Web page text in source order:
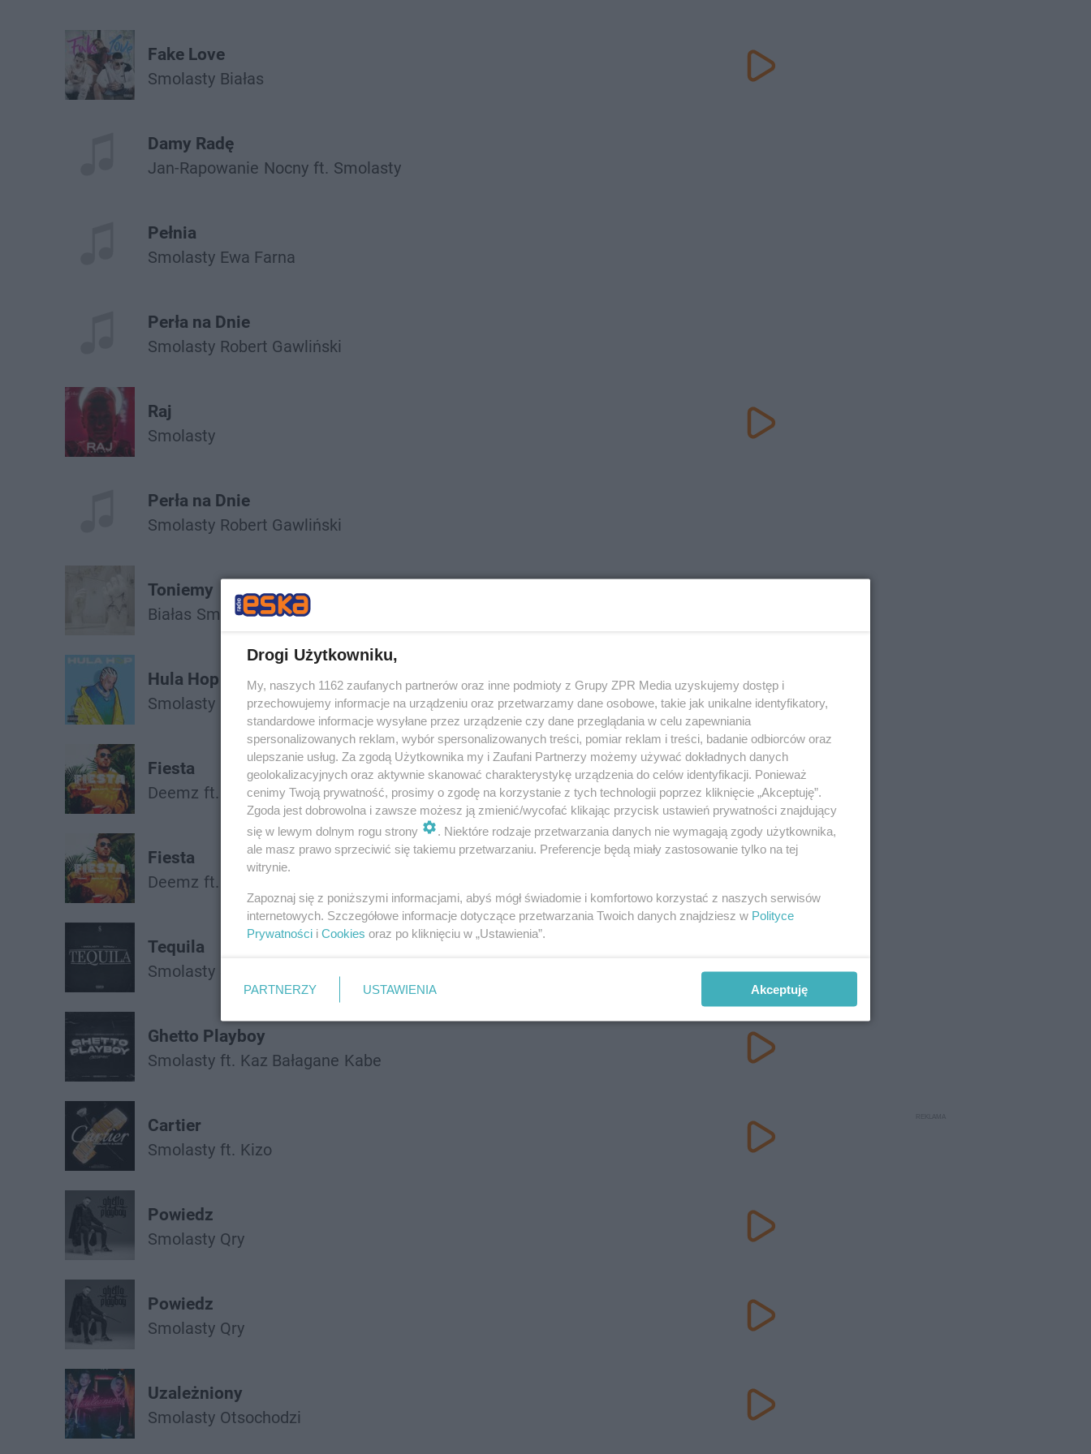
Fake Love
Smolasty Białas
Damy Radę
Jan-Rapowanie Nocny ft. Smolasty
Pełnia
Smolasty Ewa Farna
Perła na Dnie
Smolasty Robert Gawliński
Raj
Smolasty
Perła na Dnie
Smolasty Robert Gawliński
Toniemy
Białas Smolasty
Hula Hop
Smolasty
Fiesta
Deemz ft. Smolasty Sobel
Fiesta
Deemz ft.
Tequila
Smolasty
Ghetto Playboy
Smolasty ft. Kaz Bałagane Kabe
Cartier
Smolasty ft. Kizo
Powiedz
Smolasty Qry
Powiedz
Smolasty Qry
Uzależniony
Smolasty Otsochodzi
Drogi Użytkowniku,
My, naszych 1162 zaufanych partnerów oraz inne podmioty z Grupy ZPR Media uzyskujemy dostęp i
przechowujemy informacje na urządzeniu oraz przetwarzamy dane osobowe, takie jak unikalne identyfikatory,
standardowe informacje wysyłane przez urządzenie czy dane przeglądania w celu zapewniania
spersonalizowanych reklam, wybór spersonalizowanych treści, pomiar reklam i treści, badanie odbiorców oraz
ulepszanie usług. Za zgodą Użytkownika my i Zaufani Partnerzy możemy używać dokładnych danych
geolokalizacyjnych oraz aktywnie skanować charakterystykę urządzenia do celów identyfikacji. Ponieważ
cenimy Twoją prywatność, prosimy o zgodę na korzystanie z tych technologii poprzez kliknięcie „Akceptuję”.
Zgoda jest dobrowolna i zawsze możesz ją zmienić/wycofać klikając przycisk ustawień prywatności znajdujący
się w lewym dolnym rogu strony
. Niektóre rodzaje przetwarzania danych nie wymagają zgody użytkownika,
ale masz prawo sprzeciwić się takiemu przetwarzaniu. Preferencje będą miały zastosowanie tylko na tej
witrynie.
Zapoznaj się z poniższymi informacjami, abyś mógł świadomie i komfortowo korzystać z naszych serwisów
internetowych. Szczegółowe informacje dotyczące przetwarzania Twoich danych znajdziesz w Polityce
Prywatności i Cookies oraz po kliknięciu w „Ustawienia”.
PARTNERZY USTAWIENIA Akceptuję